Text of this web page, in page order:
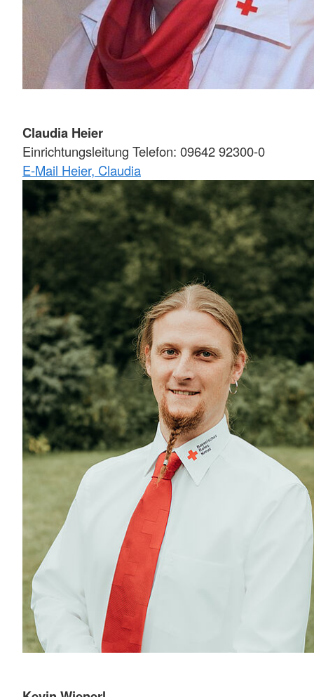
Claudia Heier
Einrichtungsleitung Telefon: 09642 92300-0
E-Mail Heier, Claudia